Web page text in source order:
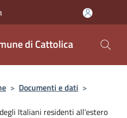
di Cattolica
> Documenti e dati >
Italiani residenti all'estero